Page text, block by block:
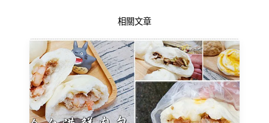
相關文章